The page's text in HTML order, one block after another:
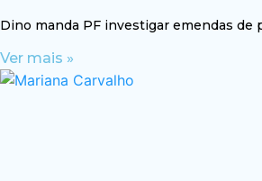
Dino manda PF investigar emendas de
Ver mais »